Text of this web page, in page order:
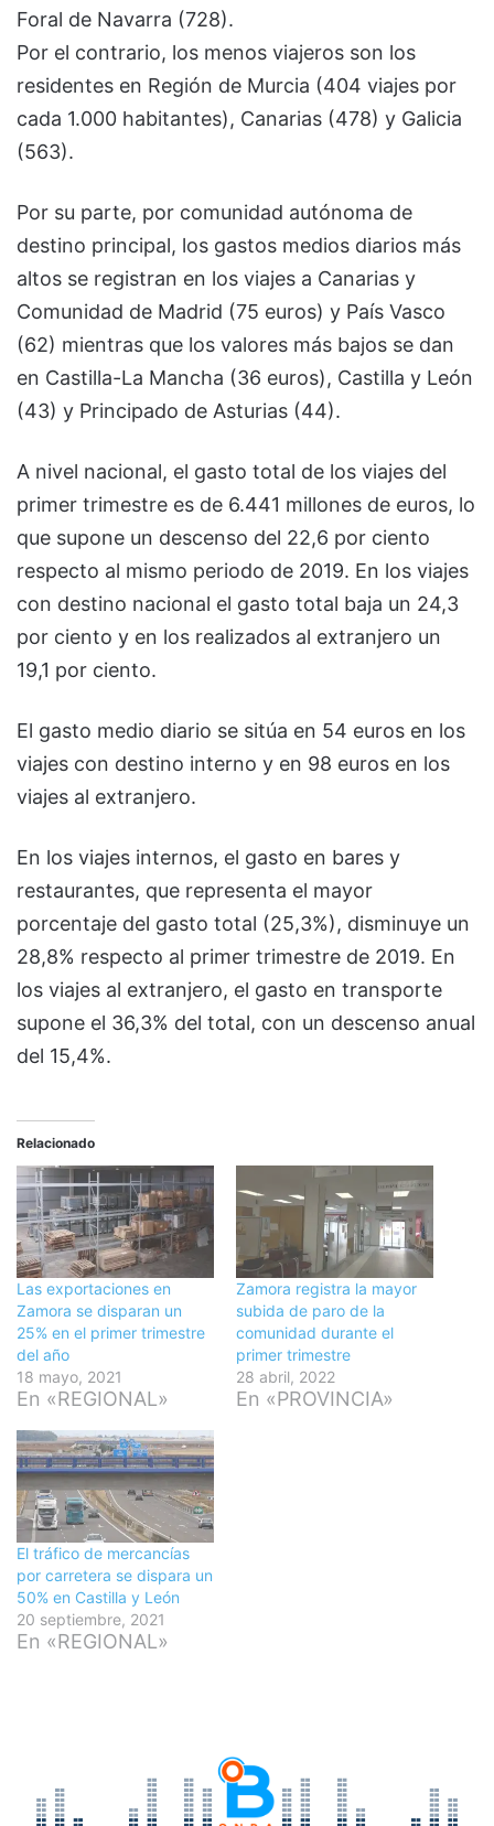
Foral de Navarra (728).
Por el contrario, los menos viajeros son los
residentes en Región de Murcia (404 viajes por
cada 1.000 habitantes), Canarias (478) y Galicia
(563).
Por su parte, por comunidad autónoma de
destino principal, los gastos medios diarios más
altos se registran en los viajes a Canarias y
Comunidad de Madrid (75 euros) y País Vasco
(62) mientras que los valores más bajos se dan
en Castilla-La Mancha (36 euros), Castilla y León
(43) y Principado de Asturias (44).
A nivel nacional, el gasto total de los viajes del
primer trimestre es de 6.441 millones de euros, lo
que supone un descenso del 22,6 por ciento
respecto al mismo periodo de 2019. En los viajes
con destino nacional el gasto total baja un 24,3
por ciento y en los realizados al extranjero un
19,1 por ciento.
El gasto medio diario se sitúa en 54 euros en los
viajes con destino interno y en 98 euros en los
viajes al extranjero.
En los viajes internos, el gasto en bares y
restaurantes, que representa el mayor
porcentaje del gasto total (25,3%), disminuye un
28,8% respecto al primer trimestre de 2019. En
los viajes al extranjero, el gasto en transporte
supone el 36,3% del total, con un descenso anual
del 15,4%.
Relacionado
Las exportaciones en
Zamora se disparan un
25% en el primer trimestre
del año
18 mayo, 2021
En «REGIONAL»
Zamora registra la mayor
subida de paro de la
comunidad durante el
primer trimestre
28 abril, 2022
En «PROVINCIA»
El tráfico de mercancías
por carretera se dispara un
50% en Castilla y León
20 septiembre, 2021
En «REGIONAL»